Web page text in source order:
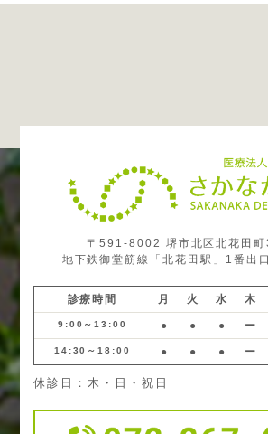
〒591-8002 堺市北区北花田
地下鉄御堂筋線「北花田駅」1番出
診療時間 月 火 水 木
9:00～13:00 ● ● ● ー
14:30～18:00 ● ● ● ー
休診日：木・日・祝日